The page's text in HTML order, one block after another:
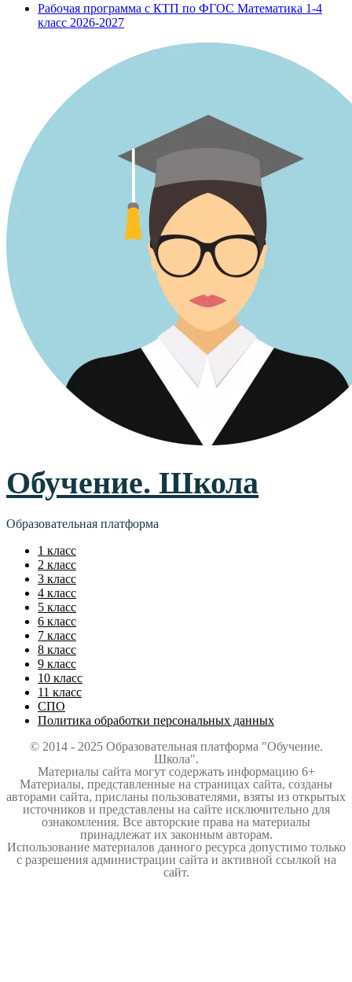
Рабочая программа с КТП по ФГОС Математика 1-4
класс 2026-2027
Обучение. Школа
Образовательная платформа
1 класс
2 класс
3 класс
4 класс
5 класс
6 класс
7 класс
8 класс
9 класс
10 класс
11 класс
СПО
Политика обработки персональных данных
© 2014 - 2025 Образовательная платформа "Обучение.
Школа".
Материалы сайта могут содержать информацию 6+
Материалы, представленные на страницах сайта, созданы
авторами сайта, присланы пользователями, взяты из открытых
источников и представлены на сайте исключительно для
ознакомления. Все авторские права на материалы
принадлежат их законным авторам.
Использование материалов данного ресурса допустимо только
с разрешения администрации сайта и активной ссылкой на
сайт.